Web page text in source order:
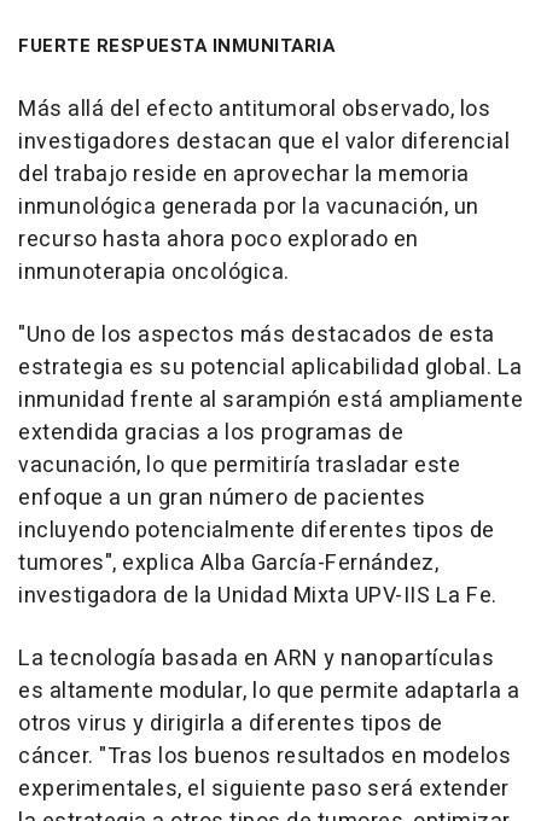
FUERTE RESPUESTA INMUNITARIA
Más allá del efecto antitumoral observado, los
investigadores destacan que el valor diferencial
del trabajo reside en aprovechar la memoria
inmunológica generada por la vacunación, un
recurso hasta ahora poco explorado en
inmunoterapia oncológica.
"Uno de los aspectos más destacados de esta
estrategia es su potencial aplicabilidad global. La
inmunidad frente al sarampión está ampliamente
extendida gracias a los programas de
vacunación, lo que permitiría trasladar este
enfoque a un gran número de pacientes
incluyendo potencialmente diferentes tipos de
tumores", explica Alba García-Fernández,
investigadora de la Unidad Mixta UPV-IIS La Fe.
La tecnología basada en ARN y nanopartículas
es altamente modular, lo que permite adaptarla a
otros virus y dirigirla a diferentes tipos de
cáncer. "Tras los buenos resultados en modelos
experimentales, el siguiente paso será extender